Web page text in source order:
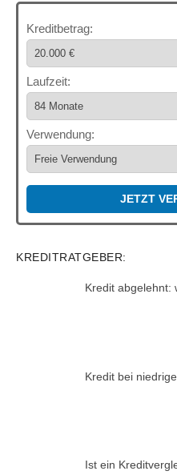
Kreditbetrag:
Laufzeit:
Verwendung:
JETZT
KREDITRATGEBER:
Kredit abgelehnt:
Kredit bei
Ist ein